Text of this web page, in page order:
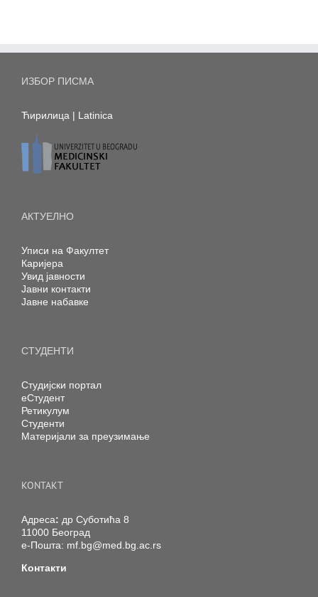
ИЗБОР ПИСМА
Ћирилица | Latinica
АКТУЕЛНО
Уписи на Факултет
Каријера
Увид јавности
Јавни контакти
Јавне набавке
СТУДЕНТИ
Студијски портал
еСтудент
Ретикулум
Студенти
Материјали за преузимање
KONTAKT
Адреса: др Суботића 8
11000 Београд
е-Пошта: mf.bg@med.bg.ac.rs
Контакти